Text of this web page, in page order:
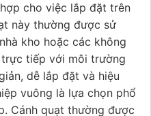
cho việc lắp đặt trên
này thường được sử
kho hoặc các không
tiếp với môi trường
dễ lắp đặt và hiệu
vuông là lựa chọn phổ
Cánh quạt thường được